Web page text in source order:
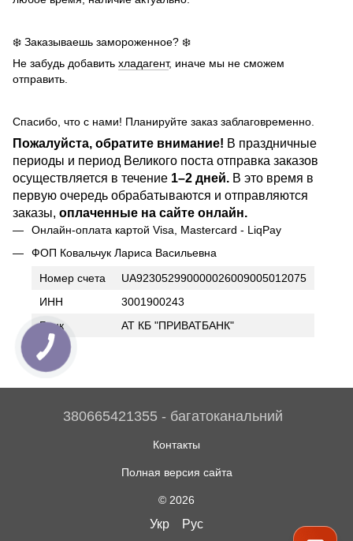
❄️ Заказываешь замороженное? ❄️
Не забудь добавить хладагент, иначе мы не сможем
отправить.
Спасибо, что с нами! Планируйте заказ заблаговременно.
Пожалуйста, обратите внимание! В праздничные
периоды и период Великого поста отправка заказов
осуществляется в течение 1–2 дней. В это время в
первую очередь обрабатываются и отправляются
заказы, оплаченные на сайте онлайн.
Онлайн-оплата картой Visa, Mastercard - LiqPay
ФОП Ковальчук Лариса Васильевна
Номер счета
UA923052990000026009005012075
ИНН
3001900243
Банк
АТ КБ "ПРИВАТБАНК"
380665421355 - багатоканальний
Контакты
Полная версия сайта
© 2026
Укр Рус